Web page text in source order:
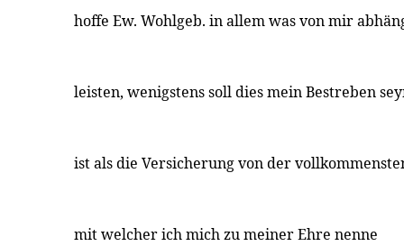
hoffe Ew. Wohlgeb. in allem was von mir
leisten, wenigstens soll dies mein Bestreben
ist als die Versicherung von der
mit welcher ich mich zu meiner Ehre nenne